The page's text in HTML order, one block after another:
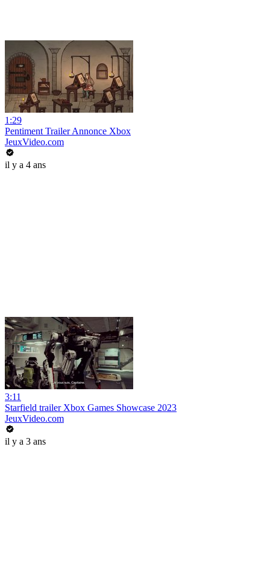
1:29
Pentiment Trailer Annonce Xbox
JeuxVideo.com
il y a 4 ans
3:11
Starfield trailer Xbox Games Showcase 2023
JeuxVideo.com
il y a 3 ans